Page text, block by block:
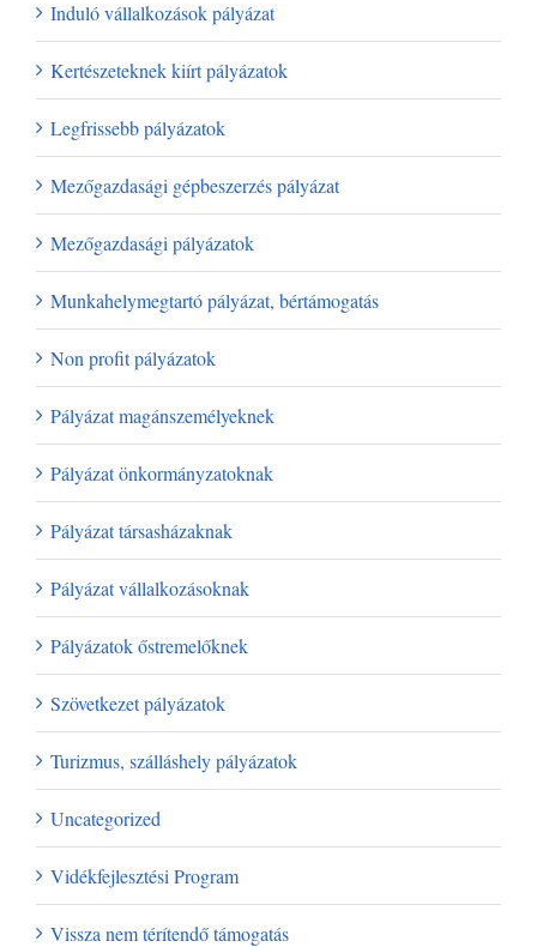
Induló vállalkozások pályázat
Kertészeteknek kiírt pályázatok
Legfrissebb pályázatok
Mezőgazdasági gépbeszerzés pályázat
Mezőgazdasági pályázatok
Munkahelymegtartó pályázat, bértámogatás
Non profit pályázatok
Pályázat magánszemélyeknek
Pályázat önkormányzatoknak
Pályázat társasházaknak
Pályázat vállalkozásoknak
Pályázatok őstremelőknek
Szövetkezet pályázatok
Turizmus, szálláshely pályázatok
Uncategorized
Vidékfejlesztési Program
Vissza nem térítendő támogatás